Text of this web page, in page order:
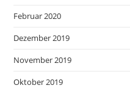
Februar 2020
Dezember 2019
November 2019
Oktober 2019